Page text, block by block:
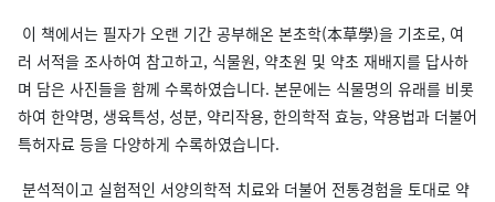
이 책에서는 필자가 오랜 기간 공부해온 본초학(本草學)을 기초로, 여
러 서적을 조사하여 참고하고, 식물원, 약초원 및 약초 재배지를 답사하
며 담은 사진들을 함께 수록하였습니다. 본문에는 식물명의 유래를 비롯
하여 한약명, 생육특성, 성분, 약리작용, 한의학적 효능, 약용법과 더불어
특허자료 등을 다양하게 수록하였습니다.
분석적이고 실험적인 서양의학적 치료와 더불어 전통경험을 토대로 약